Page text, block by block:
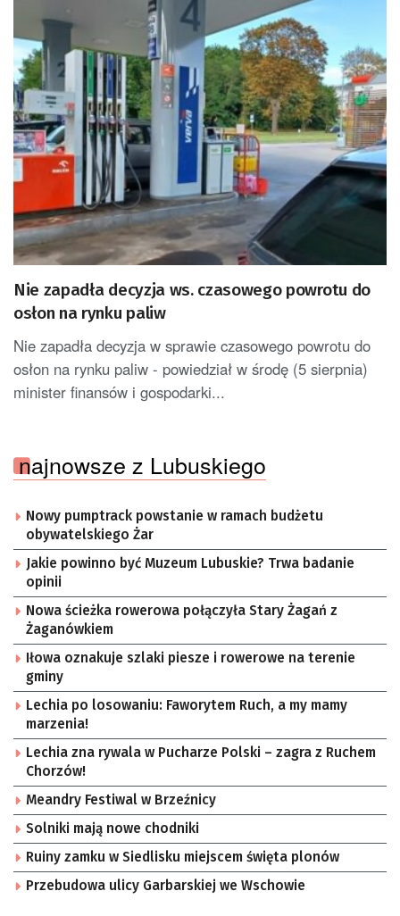
Nie zapadła decyzja ws. czasowego powrotu do
osłon na rynku paliw
Nie zapadła decyzja w sprawie czasowego powrotu do
osłon na rynku paliw - powiedział w środę (5 sierpnia)
minister finansów i gospodarki...
najnowsze z Lubuskiego
Nowy pumptrack powstanie w ramach budżetu
obywatelskiego Żar
Jakie powinno być Muzeum Lubuskie? Trwa badanie
opinii
Nowa ścieżka rowerowa połączyła Stary Żagań z
Żaganówkiem
Iłowa oznakuje szlaki piesze i rowerowe na terenie
gminy
Lechia po losowaniu: Faworytem Ruch, a my mamy
marzenia!
Lechia zna rywala w Pucharze Polski – zagra z Ruchem
Chorzów!
Meandry Festiwal w Brzeźnicy
Solniki mają nowe chodniki
Ruiny zamku w Siedlisku miejscem święta plonów
Przebudowa ulicy Garbarskiej we Wschowie